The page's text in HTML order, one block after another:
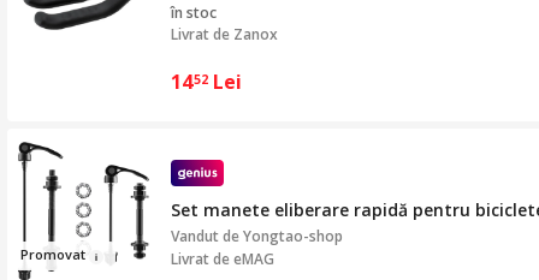
în stoc
Livrat de Zanox
1452 Lei
Promovat
Set manete eliberare rapidă pentru
Vandut deYongtao-shop
Livrat de eMAG